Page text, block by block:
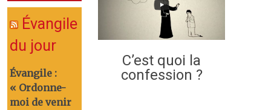
Évangile
du jour
Évangile :
« Ordonne-
moi de venir
C’est quoi la
confession ?